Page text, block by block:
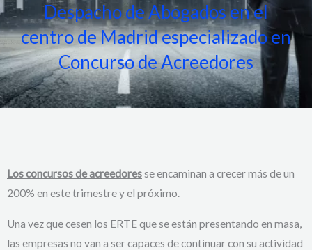
Despacho de Abogados en el
centro de Madrid especializado en
Concurso de Acreedores
Los concursos de acreedoresse encaminan a crecer más de un
200% en este trimestre y el próximo.
Una vez que cesen los ERTE que se están presentando en masa,
las empresas no van a ser capaces de continuar con su actividad